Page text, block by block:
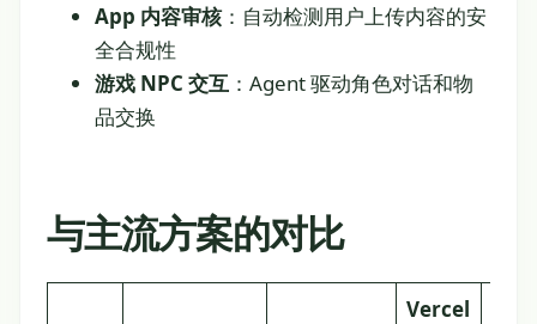
App 内容审核：自动检测用户上传内容的安
全合规性
游戏 NPC 交互 ：Agent 驱动角色对话和物
品交换
与主流方案的对比
Vercel